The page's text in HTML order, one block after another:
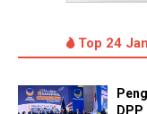
Top 24